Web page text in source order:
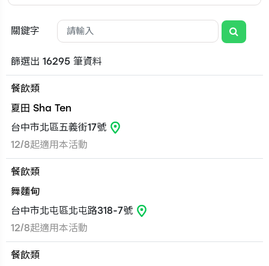
關鍵字
篩選出 16295 筆資料
餐飲類
夏田 Sha Ten
台中市北區五義街17號
12/8起適用本活動
餐飲類
舞麵甸
台中市北屯區北屯路318-7號
12/8起適用本活動
餐飲類